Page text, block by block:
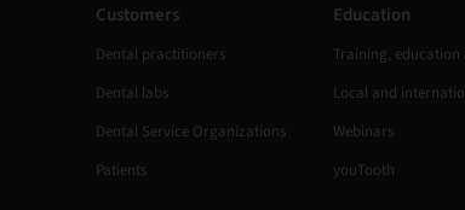
Customers
Dental practitioners
Dental labs
Dental Service Organizations
Patients
Education
Training, education
Local and
Webinars
youTooth